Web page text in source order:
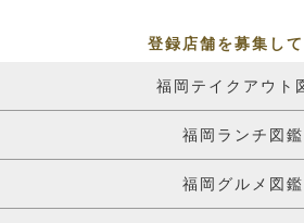
登録店舗を募集し
福岡テイクアウト
福岡ランチ図鑑
福岡グルメ図鑑